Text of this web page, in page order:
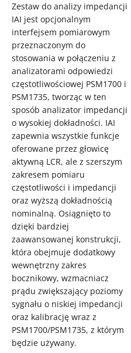
Zestaw do analizy impedancji
IAI jest opcjonalnym
interfejsem pomiarowym
przeznaczonym do
stosowania w połączeniu z
analizatorami odpowiedzi
częstotliwościowej PSM1700 i
PSM1735, tworząc w ten
sposób analizator impedancji
o wysokiej dokładności. IAI
zapewnia wszystkie funkcje
oferowane przez głowicę
aktywną LCR, ale z szerszym
zakresem pomiaru
częstotliwości i impedancji
oraz wyższą dokładnością
nominalną. Osiągnięto to
dzięki bardziej
zaawansowanej konstrukcji,
która obejmuje dodatkowy
wewnętrzny zakres
bocznikowy, wzmacniacz
prądu zwiększający poziomy
sygnału o niskiej impedancji
oraz kalibrację wraz z
PSM1700/PSM1735, z którym
będzie używany.